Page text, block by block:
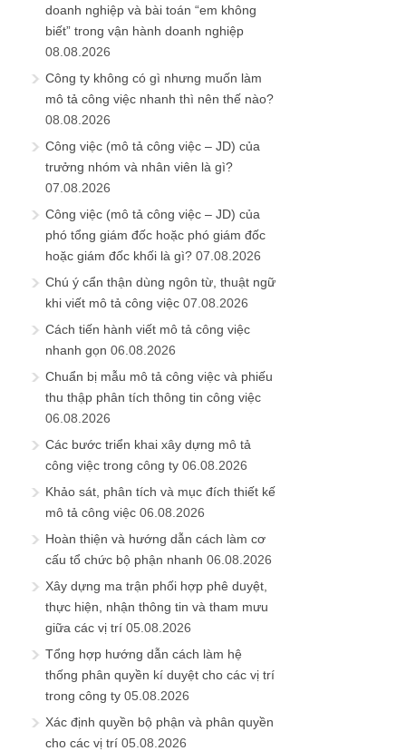
doanh nghiệp và bài toán “em không
biết” trong vận hành doanh nghiệp
08.08.2026
Công ty không có gì nhưng muốn làm
mô tả công việc nhanh thì nên thế nào?
08.08.2026
Công việc (mô tả công việc – JD) của
trưởng nhóm và nhân viên là gì?
07.08.2026
Công việc (mô tả công việc – JD) của
phó tổng giám đốc hoặc phó giám đốc
hoặc giám đốc khối là gì? 07.08.2026
Chú ý cẩn thận dùng ngôn từ, thuật ngữ
khi viết mô tả công việc 07.08.2026
Cách tiến hành viết mô tả công việc
nhanh gọn 06.08.2026
Chuẩn bị mẫu mô tả công việc và phiếu
thu thập phân tích thông tin công việc
06.08.2026
Các bước triển khai xây dựng mô tả
công việc trong công ty 06.08.2026
Khảo sát, phân tích và mục đích thiết kế
mô tả công việc 06.08.2026
Hoàn thiện và hướng dẫn cách làm cơ
cấu tổ chức bộ phận nhanh 06.08.2026
Xây dựng ma trận phối hợp phê duyệt,
thực hiện, nhận thông tin và tham mưu
giữa các vị trí 05.08.2026
Tổng hợp hướng dẫn cách làm hệ
thống phân quyền kí duyệt cho các vị trí
trong công ty 05.08.2026
Xác định quyền bộ phận và phân quyền
cho các vị trí 05.08.2026